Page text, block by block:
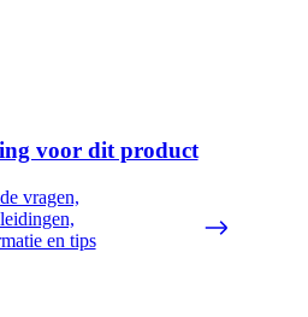
voor dit product
vragen,
en tips